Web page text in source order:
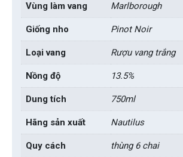
Vùng làm vang Marlborough
Giống nho Pinot Noir
Loại vang Rượu vang trắng
Nồng độ 13.5%
Dung tích 750ml
Hãng sản xuất Nautilus
Quy cách thùng 6 chai